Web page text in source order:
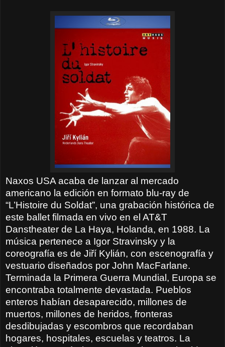
Naxos USA acaba de lanzar al mercado
americano la edición en formato blu-ray de
“L’Histoire du Soldat”, una grabación histórica de
este ballet filmada en vivo en el AT&T
Danstheater de La Haya, Holanda, en 1988. La
música pertenece a Igor Stravinsky y la
coreografía es de Jiří Kylián, con escenografía y
vestuario diseñados por John MacFarlane.
Terminada la Primera Guerra Mundial, Europa se
encontraba totalmente devastada. Pueblos
enteros habían desaparecido, millones de
muertos, millones de heridos, fronteras
desdibujadas y escombros que recordaban
hogares, hospitales, escuelas y teatros. La